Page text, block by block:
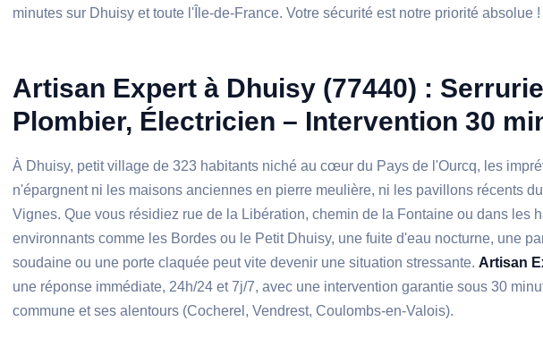
minutes sur Dhuisy et toute l'Île-de-France. Votre sécurité est notre priorité absolue !
Artisan Expert à Dhuisy (77440) :
Plombier, Électricien – Intervention 30
À Dhuisy, petit village de 323 habitants niché au cœur du Pays de l'Ourcq, les
n'épargnent ni les maisons anciennes en pierre meulière, ni les pavillons récents
Vignes. Que vous résidiez rue de la Libération, chemin de la Fontaine ou dans les
environnants comme les Bordes ou le Petit Dhuisy, une fuite d'eau nocturne, une
soudaine ou une porte claquée peut vite devenir une situation stressante.Artisan
une réponse immédiate, 24h/24 et 7j/7, avec une intervention garantie sous 30
commune et ses alentours (Cocherel, Vendrest, Coulombs-en-Valois).